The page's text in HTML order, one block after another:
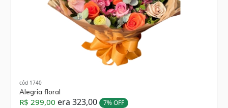
cód 1740
Alegria floral
R$ 299,00 era 323,00 7% OFF